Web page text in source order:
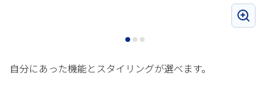
自分にあった機能とスタイリングが選べます。